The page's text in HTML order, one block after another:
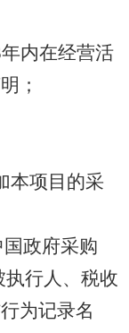
内在经营活
；
项目的采
国政府采购
执行人、税收
为记录名